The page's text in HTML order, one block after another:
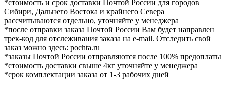
*стоимость и срок доставки Почтой России для городов
Сибири, Дальнего Востока и крайнего Севера
рассчитываются отдельно, уточняйте у менеджера
*после отправки заказа Почтой России Вам будет направлен
трек-код для отслеживания заказа на e-mail. Отследить свой
заказ можно здесь: pochta.ru
*заказы Почтой России отправляются после 100% предоплаты
*стоимость доставки свыше 4кг уточняйте у менеджера
*срок комплектации заказа от 1-3 рабочих дней